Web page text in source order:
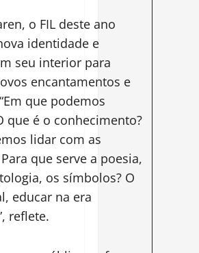
o FIL deste ano
identidade e
seu interior para
encantamentos e
que podemos
que é o conhecimento?
lidar com as
que serve a poesia,
os símbolos? O
educar na era
reflete.